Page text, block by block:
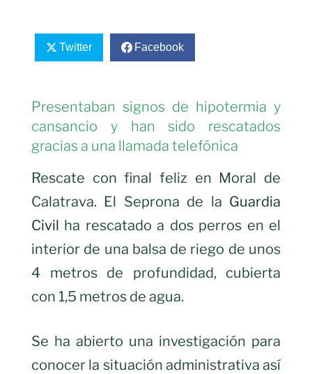
Twitter Facebook
Presentaban signos de hipotermia y
cansancio y han sido rescatados
gracias a una llamada telefónica
Rescate con final feliz en Moral de
Calatrava. El Seprona de la Guardia
Civil ha rescatado a dos perros en el
interior de una balsa de riego de unos
4 metros de profundidad, cubierta
con 1,5 metros de agua.
Se ha abierto una investigación para
conocer la situación administrativa así